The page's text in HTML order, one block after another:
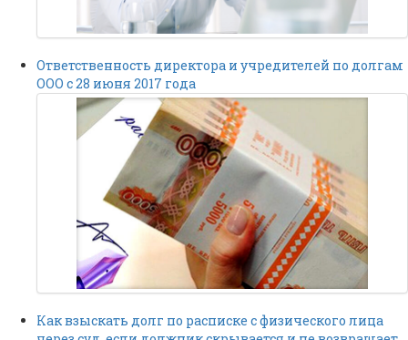
Ответственность директора и учредителей по долгам
ООО с 28 июня 2017 года
Как взыскать долг по расписке с физического лица